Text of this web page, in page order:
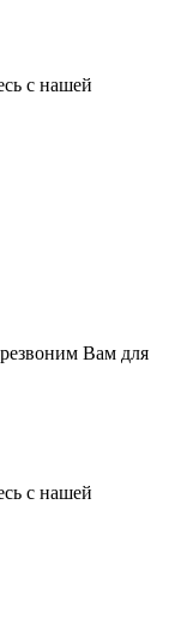
с нашей
Вам для
с нашей